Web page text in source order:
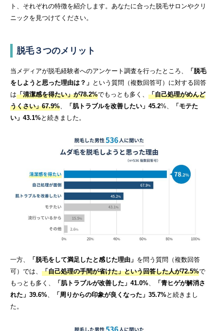
ト、それぞれの特徴を紹介します。あなたに合った脱毛サロンやクリ
ニックを見つけてください。
脱毛３つのメリット
当メディアが脱毛経験者へのアンケート調査を行ったところ、
「脱毛
をしようと思った理由は？」 という質問（複数回答可）に対する回答
は「清潔感を得たい」が78.2%でもっとも多く、 「自己処理がめんど
うくさい」67.9%、 「肌トラブルを改善したい」45.2%、
「モテた
い」43.1%と続きました。
一方、 「脱毛をして満足したと感じた理由」 を問う質問（複数回答
可）では、 「自己処理の手間が省けた」という回答した人が72.5%で
もっとも多く、
「肌トラブルが改善した」41.0%、
「青ヒゲが解消さ
れた」39.6%、 「周りからの印象が良くなった」35.7%と続きまし
た。